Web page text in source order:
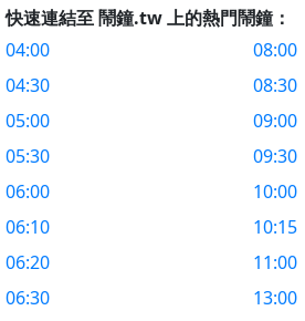
快速連結至 鬧鐘.tw 上的熱門鬧鐘：
04:00
04:30
05:00
05:30
06:00
06:10
06:20
06:30
08:00
08:30
09:00
09:30
10:00
10:15
11:00
13:00